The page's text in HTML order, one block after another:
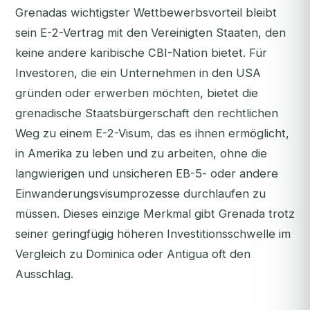
Grenadas wichtigster Wettbewerbsvorteil bleibt
sein E-2-Vertrag mit den Vereinigten Staaten, den
keine andere karibische CBI-Nation bietet. Für
Investoren, die ein Unternehmen in den USA
gründen oder erwerben möchten, bietet die
grenadische Staatsbürgerschaft den rechtlichen
Weg zu einem E-2-Visum, das es ihnen ermöglicht,
in Amerika zu leben und zu arbeiten, ohne die
langwierigen und unsicheren EB-5- oder andere
Einwanderungsvisumprozesse durchlaufen zu
müssen. Dieses einzige Merkmal gibt Grenada trotz
seiner geringfügig höheren Investitionsschwelle im
Vergleich zu Dominica oder Antigua oft den
Ausschlag.